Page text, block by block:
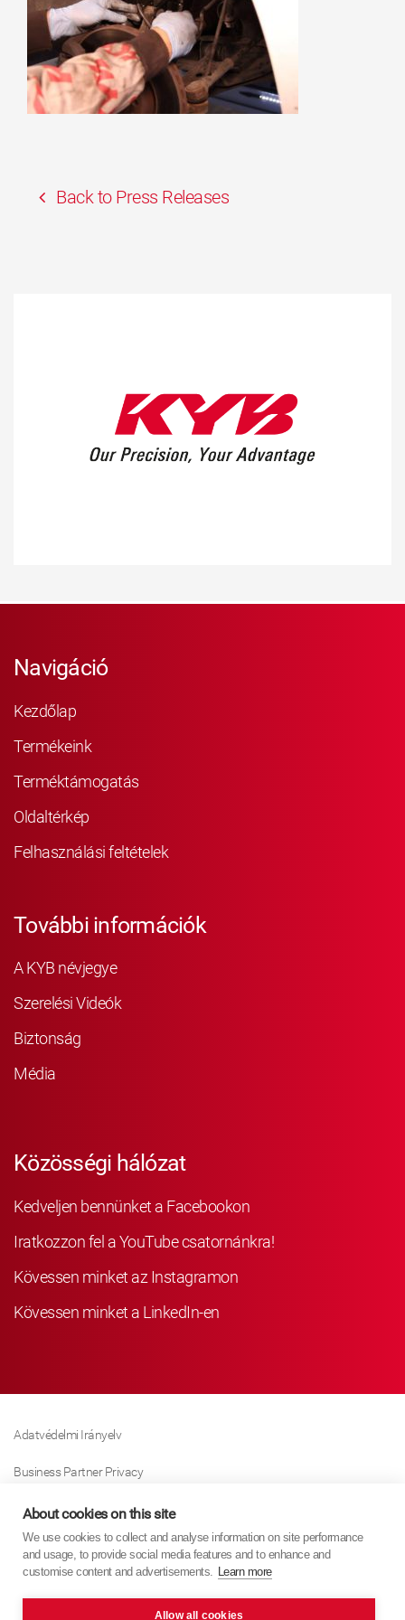
Back to Press Releases
Navigáció
Kezdőlap
Termékeink
Terméktámogatás
Oldaltérkép
Felhasználási feltételek
További információk
A KYB névjegye
Szerelési Videók
Biztonság
Média
Közösségi hálózat
Kedveljen bennünket a Facebookon
Iratkozzon fel a YouTube csatornánkra!
Kövessen minket az Instagramon
Kövessen minket a LinkedIn-en
Adatvédelmi Irányelv
Business Partner Privacy
Sütikre Vonatkozó Irányelv
Modern Slavery Act Policy
About cookies on this site
We use cookies to collect and analyse information on site performance
and usage, to provide social media features and to enhance and
customise content and advertisements. Learn more
Allow all cookies